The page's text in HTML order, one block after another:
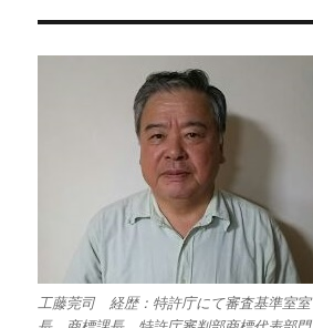
工藤莞司 経歴：特許庁にて審査基準室室